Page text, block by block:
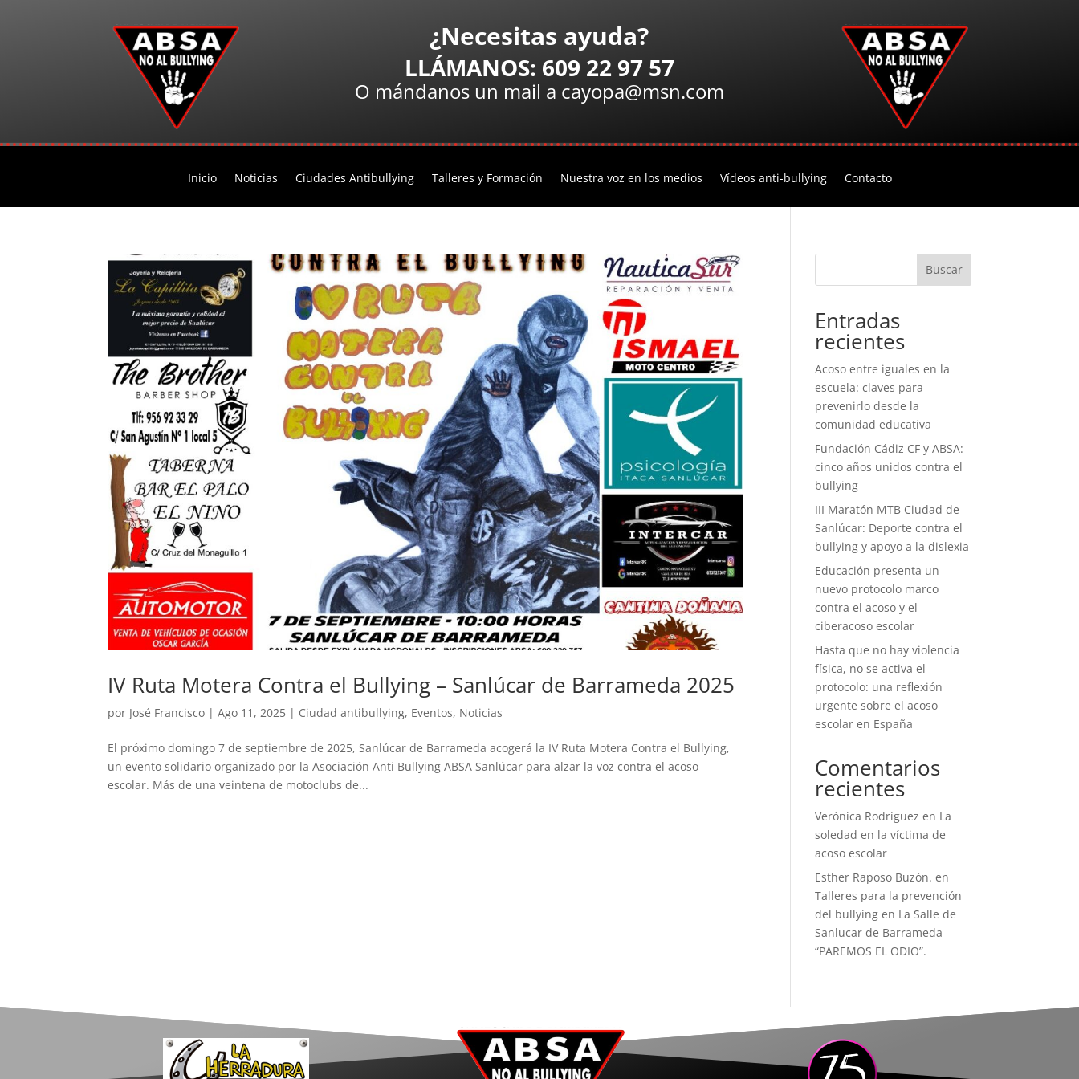
¿Necesitas ayuda?
LLÁMANOS: 609 22 97 57
O mándanos un mail a cayopa@msn.com
Inicio Noticias Ciudades Antibullying Talleres y Formación Nuestra voz en los medios Vídeos anti-bullying Contacto
IV Ruta Motera Contra el Bullying – Sanlúcar de Barrameda 2025
por José Francisco |Ago 11, 2025 | Ciudad antibullying, Eventos, Noticias
El próximo domingo 7 de septiembre de 2025, Sanlúcar de Barrameda acogerá la IV Ruta Motera Contra el Bullying,
un evento solidario organizado por la Asociación Anti Bullying ABSA Sanlúcar para alzar la voz contra el acoso
escolar. Más de una veintena de motoclubs de...
Buscar
Entradas
recientes
Acoso entre iguales en la
escuela: claves para
prevenirlo desde la
comunidad educativa
Fundación Cádiz CF y ABSA:
cinco años unidos contra el
bullying
III Maratón MTB Ciudad de
Sanlúcar: Deporte contra el
bullying y apoyo a la dislexia
Educación presenta un
nuevo protocolo marco
contra el acoso y el
ciberacoso escolar
Hasta que no hay violencia
física, no se activa el
protocolo: una reflexión
urgente sobre el acoso
escolar en España
Comentarios
recientes
Verónica Rodríguez en La
soledad en la víctima de
acoso escolar
Esther Raposo Buzón. en
Talleres para la prevención
del bullying en La Salle de
Sanlucar de Barrameda
“PAREMOS EL ODIO”.